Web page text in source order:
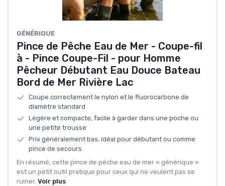
GÉNÉRIQUE
Pince de Pêche Eau de Mer - Coupe-fil
à - Pince Coupe-Fil - pour Homme
Pêcheur Débutant Eau Douce Bateau
Bord de Mer Rivière Lac
Coupe correctement le nylon et le fluorocarbone de
diamètre standard
Légère et compacte, facile à garder dans une poche ou
une petite trousse
Prix généralement bas, idéal pour débutant ou comme
pince de secours
En résumé, cette pince de pêche eau de mer « générique »
est un petit outil pratique pour ceux qui ne veulent pas se
ruiner. Voir plus